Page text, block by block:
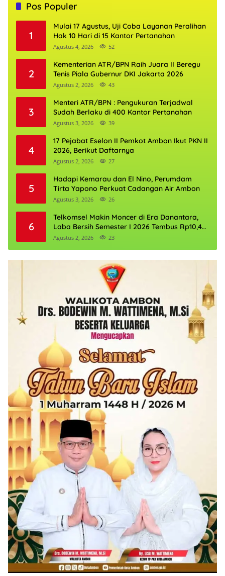
Pos Populer
1
Mulai 17 Agustus, Uji Coba Layanan Peralihan
Hak 10 Hari di 15 Kantor Pertanahan
Agustus 4, 2026 52
2
Kementerian ATR/BPN Raih Juara II Beregu
Tenis Piala Gubernur DKI Jakarta 2026
Agustus 2, 2026 43
3
Menteri ATR/BPN : Pengukuran Terjadwal
Sudah Berlaku di 400 Kantor Pertanahan
Agustus 3, 2026 39
4
17 Pejabat Eselon II Pemkot Ambon Ikut PKN II
2026, Berikut Daftarnya
Agustus 2, 2026 27
5
Hadapi Kemarau dan El Nino, Perumdam
Tirta Yapono Perkuat Cadangan Air Ambon
Agustus 3, 2026 26
6
Telkomsel Makin Moncer di Era Danantara,
Laba Bersih Semester I 2026 Tembus Rp10,4
Triliun
Agustus 2, 2026 23